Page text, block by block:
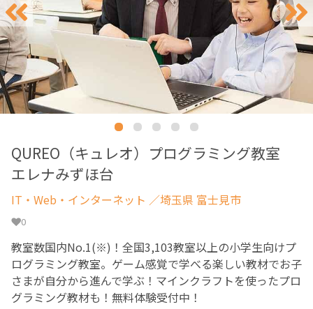
QUREO（キュレオ）プログラミング教室
エレナみずほ台
IT・Web・インターネット ／埼玉県 富士見市
0
教室数国内No.1(※)！全国3,103教室以上の小学生向けプ
ログラミング教室。ゲーム感覚で学べる楽しい教材でお子
さまが自分から進んで学ぶ！マインクラフトを使ったプロ
グラミング教材も！無料体験受付中！